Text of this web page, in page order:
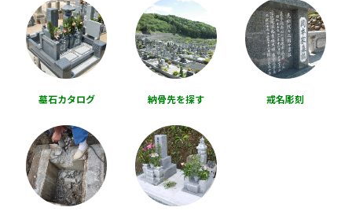
墓石カタログ 納骨先を探す 戒名彫刻